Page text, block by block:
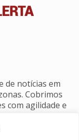
de notícias em
Cobrimos
com agilidade e